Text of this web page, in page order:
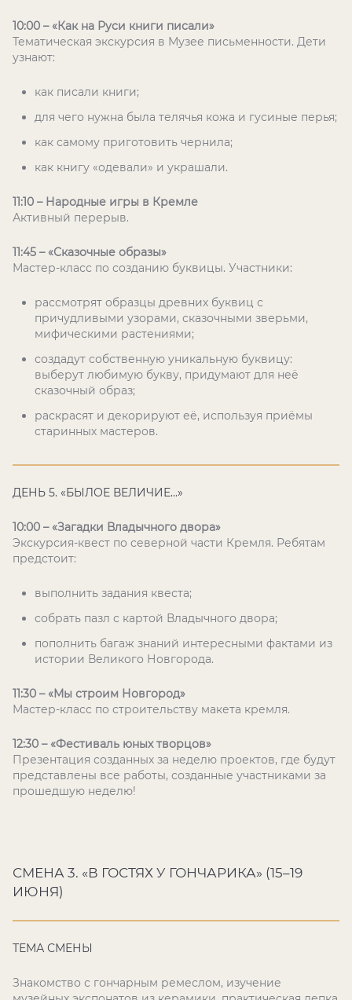
10:00 – «Как на Руси книги писали»
Тематическая экскурсия в Музее письменности. Дети
узнают:
как писали книги;
для чего нужна была телячья кожа и гусиные перья;
как самому приготовить чернила;
как книгу «одевали» и украшали.
11:10 – Народные игры в Кремле
Активный перерыв.
11:45 – «Сказочные образы»
Мастер-класс по созданию буквицы. Участники:
рассмотрят образцы древних буквиц с
причудливыми узорами, сказочными зверьми,
мифическими растениями;
создадут собственную уникальную буквицу:
выберут любимую букву, придумают для неё
сказочный образ;
раскрасят и декорируют её, используя приёмы
старинных мастеров.
ДЕНЬ 5. «БЫЛОЕ ВЕЛИЧИЕ...»
10:00 – «Загадки Владычного двора»
Экскурсия-квест по северной части Кремля. Ребятам
предстоит:
выполнить задания квеста;
собрать пазл с картой Владычного двора;
пополнить багаж знаний интересными фактами из
истории Великого Новгорода.
11:30 – «Мы строим Новгород»
Мастер-класс по строительству макета кремля.
12:30 – «Фестиваль юных творцов»
Презентация созданных за неделю проектов, где будут
представлены все работы, созданные участниками за
прошедшую неделю!
СМЕНА 3. «В ГОСТЯХ У ГОНЧАРИКА» (15–19
ИЮНЯ)
ТЕМА СМЕНЫ
Знакомство с гончарным ремеслом, изучение